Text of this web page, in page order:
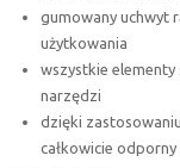
gumowany uchwyt
użytkowania
wszystkie
narzędzi
dzięki
całkowicie